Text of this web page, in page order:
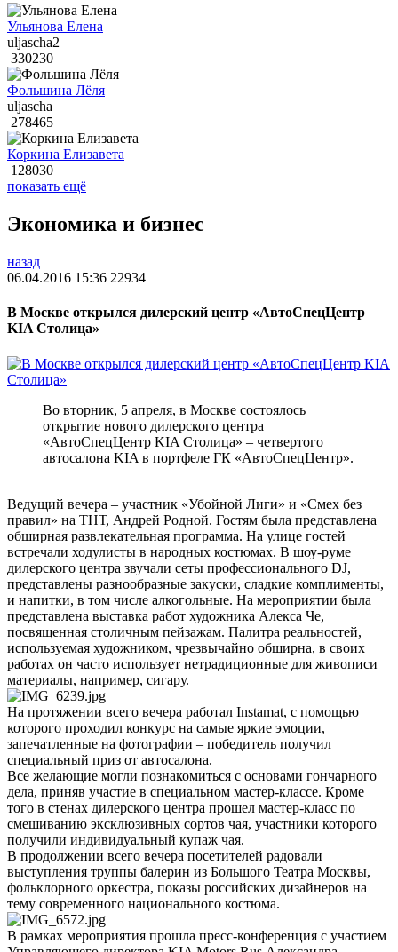
Ульянова Елена
uljascha2
330230
Фольшина Лёля
uljascha
278465
Коркина Елизавета
128030
показать ещё
Экономика и бизнес
назад
06.04.2016 15:36 22934
В Москве открылся дилерский центр «АвтоСпецЦентр
KIA Столица»
Во вторник, 5 апреля, в Москве состоялось
открытие нового дилерского центра
«АвтоСпецЦентр KIA Столица» – четвертого
автосалона KIA в портфеле ГК «АвтоСпецЦентр».
Ведущий вечера – участник «Убойной Лиги» и «Смех без
правил» на ТНТ, Андрей Родной. Гостям была представлена
обширная развлекательная программа. На улице гостей
встречали ходулисты в народных костюмах. В шоу-руме
дилерского центра звучали сеты профессионального DJ,
представлены разнообразные закуски, сладкие комплименты,
и напитки, в том числе алкогольные. На мероприятии была
представлена выставка работ художника Алекса Че,
посвященная столичным пейзажам. Палитра реальностей,
используемая художником, чрезвычайно обширна, в своих
работах он часто использует нетрадиционные для живописи
материалы, например, сигару.
На протяжении всего вечера работал Instamat, с помощью
которого проходил конкурс на самые яркие эмоции,
запечатленные на фотографии – победитель получил
специальный приз от автосалона.
Все желающие могли познакомиться с основами гончарного
дела, приняв участие в специальном мастер-классе. Кроме
того в стенах дилерского центра прошел мастер-класс по
смешиванию эксклюзивных сортов чая, участники которого
получили индивидуальный купаж чая.
В продолжении всего вечера посетителей радовали
выступления труппы балерин из Большого Театра Москвы,
фольклорного оркестра, показы российских дизайнеров на
тему современного национального костюма.
В рамках мероприятия прошла пресс-конференция с участием